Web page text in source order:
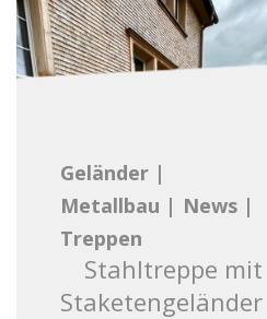
Geländer |
Metallbau | News |
Treppen
Stahltreppe mit
Staketengeländer